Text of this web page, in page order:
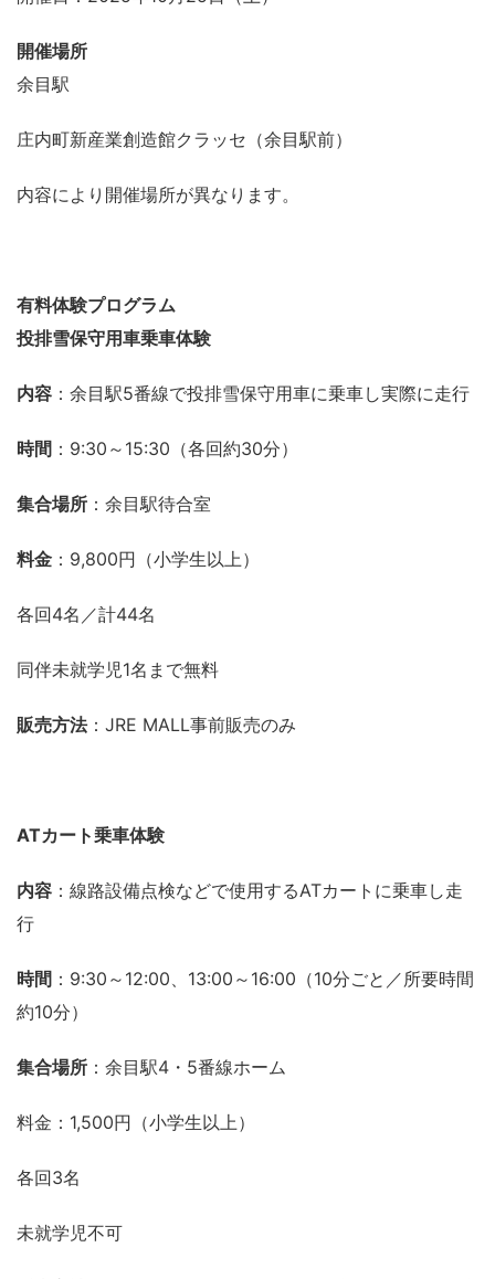
開催場所
余目駅
庄内町新産業創造館クラッセ（余目駅前）
内容により開催場所が異なります。
有料体験プログラム
投排雪保守用車乗車体験
内容 ：余目駅5番線で投排雪保守用車に乗車し実際に走行
時間 ：9:30～15:30（各回約30分）
集合場所 ：余目駅待合室
料金 ：9,800円（小学生以上）
各回4名／計44名
同伴未就学児1名まで無料
販売方法：JRE MALL事前販売のみ
ATカート乗車体験
内容 ：線路設備点検などで使用するATカートに乗車し走
行
時間 ：9:30～12:00、13:00～16:00（10分ごと／所要時間
約10分）
集合場所 ：余目駅4・5番線ホーム
料金：1,500円（小学生以上）
各回3名
未就学児不可